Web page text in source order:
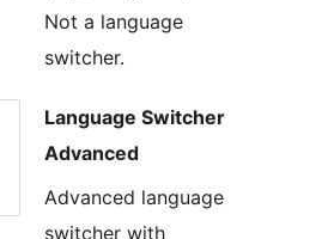
Not a language
switcher.
Language Switcher
Advanced
Advanced language
switcher with